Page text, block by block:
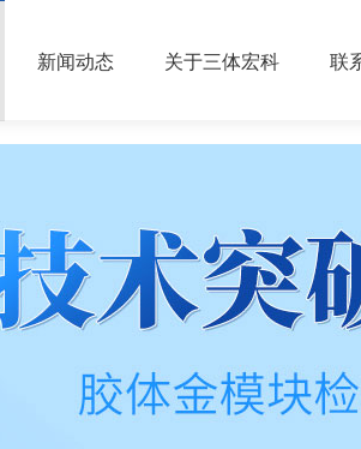
新闻动态 关于三体宏科 联